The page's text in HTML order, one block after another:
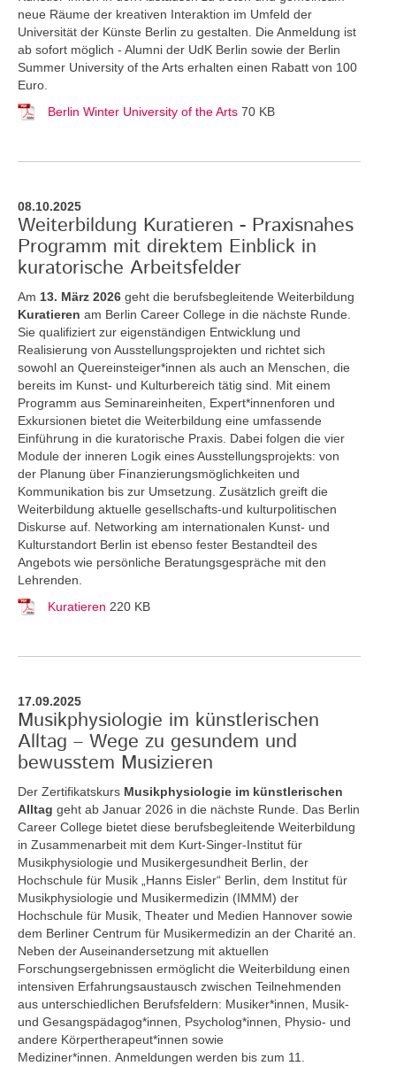
neue Räume der kreativen Interaktion im Umfeld der
Universität der Künste Berlin zu gestalten. Die Anmeldung ist
ab sofort möglich - Alumni der UdK Berlin sowie der Berlin
Summer University of the Arts erhalten einen Rabatt von 100
Euro.
Berlin Winter University of the Arts 70 KB
08.10.2025
Weiterbildung Kuratieren - Praxisnahes
Programm mit direktem Einblick in
kuratorische Arbeitsfelder
Am 13. März 2026 geht die berufsbegleitende Weiterbildung
Kuratieren am Berlin Career College in die nächste Runde.
Sie qualifiziert zur eigenständigen Entwicklung und
Realisierung von Ausstellungsprojekten und richtet sich
sowohl an Quereinsteiger*innen als auch an Menschen, die
bereits im Kunst- und Kulturbereich tätig sind. Mit einem
Programm aus Seminareinheiten, Expert*innenforen und
Exkursionen bietet die Weiterbildung eine umfassende
Einführung in die kuratorische Praxis. Dabei folgen die vier
Module der inneren Logik eines Ausstellungsprojekts: von
der Planung über Finanzierungsmöglichkeiten und
Kommunikation bis zur Umsetzung. Zusätzlich greift die
Weiterbildung aktuelle gesellschafts-und kulturpolitischen
Diskurse auf. Networking am internationalen Kunst- und
Kulturstandort Berlin ist ebenso fester Bestandteil des
Angebots wie persönliche Beratungsgespräche mit den
Lehrenden.
Kuratieren 220 KB
17.09.2025
Musikphysiologie im künstlerischen
Alltag – Wege zu gesundem und
bewusstem Musizieren
Der Zertifikatskurs Musikphysiologie im künstlerischen
Alltag geht ab Januar 2026 in die nächste Runde. Das Berlin
Career College bietet diese berufsbegleitende Weiterbildung
in Zusammenarbeit mit dem Kurt-Singer-Institut für
Musikphysiologie und Musikergesundheit Berlin, der
Hochschule für Musik „Hanns Eisler“ Berlin, dem Institut für
Musikphysiologie und Musikermedizin (IMMM) der
Hochschule für Musik, Theater und Medien Hannover sowie
dem Berliner Centrum für Musikermedizin an der Charité an.
Neben der Auseinandersetzung mit aktuellen
Forschungsergebnissen ermöglicht die Weiterbildung einen
intensiven Erfahrungsaustausch zwischen Teilnehmenden
aus unterschiedlichen Berufsfeldern: Musiker*innen, Musik-
und Gesangspädagog*innen, Psycholog*innen, Physio- und
andere Körpertherapeut*innen sowie
Mediziner*innen. Anmeldungen werden bis zum 11.